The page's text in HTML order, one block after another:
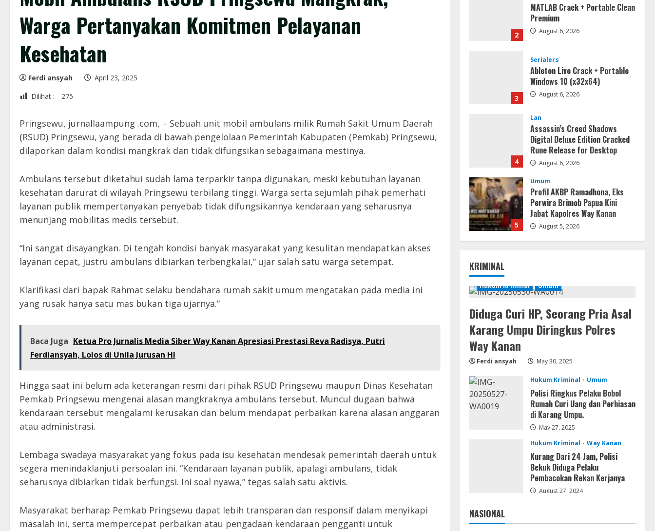
Warga Pertanyakan Komitmen Pelayanan
Kesehatan
Ferdi ansyah
April 23, 2025
Dilihat :
275
Pringsewu, jurnallaampung .com, – Sebuah unit mobil ambulans milik Rumah Sakit Umum Daerah
(RSUD) Pringsewu, yang berada di bawah pengelolaan Pemerintah Kabupaten (Pemkab) Pringsewu,
dilaporkan dalam kondisi mangkrak dan tidak difungsikan sebagaimana mestinya.
Ambulans tersebut diketahui sudah lama terparkir tanpa digunakan, meski kebutuhan layanan
kesehatan darurat di wilayah Pringsewu terbilang tinggi. Warga serta sejumlah pihak pemerhati
layanan publik mempertanyakan penyebab tidak difungsikannya kendaraan yang seharusnya
menunjang mobilitas medis tersebut.
“Ini sangat disayangkan. Di tengah kondisi banyak masyarakat yang kesulitan mendapatkan akses
layanan cepat, justru ambulans dibiarkan terbengkalai,” ujar salah satu warga setempat.
Klarifikasi dari bapak Rahmat selaku bendahara rumah sakit umum mengatakan pada media ini
yang rusak hanya satu mas bukan tiga ujarnya.”
Baca Juga Ketua Pro Jurnalis Media Siber Way Kanan Apresiasi Prestasi Reva Radisya, Putri
Ferdiansyah, Lolos di Unila Jurusan HI
Hingga saat ini belum ada keterangan resmi dari pihak RSUD Pringsewu maupun Dinas Kesehatan
Pemkab Pringsewu mengenai alasan mangkraknya ambulans tersebut. Muncul dugaan bahwa
kendaraan tersebut mengalami kerusakan dan belum mendapat perbaikan karena alasan anggaran
atau administrasi.
Lembaga swadaya masyarakat yang fokus pada isu kesehatan mendesak pemerintah daerah untuk
segera menindaklanjuti persoalan ini. “Kendaraan layanan publik, apalagi ambulans, tidak
seharusnya dibiarkan tidak berfungsi. Ini soal nyawa,” tegas salah satu aktivis.
Masyarakat berharap Pemkab Pringsewu dapat lebih transparan dan responsif dalam menyikapi
masalah ini, serta mempercepat perbaikan atau pengadaan kendaraan pengganti untuk
2
MATLAB Crack + Portable Clean
Premium
August 6, 2026
3
Serialers
Ableton Live Crack + Portable
Windows 10 (x32x64)
August 6, 2026
4
Lan
Assassin’s Creed Shadows
Digital Deluxe Edition Cracked
Rune Release for Desktop
August 6, 2026
5
Umum
Profil AKBP Ramadhona, Eks
Perwira Brimob Papua Kini
Jabat Kapolres Way Kanan
August 5, 2026
1 August 6, 2026
2
Serialers
MATLAB Crack + Portable Clean
Premium
Serialers
Ableton Live Crack + Portable
Windows 10 (x32x64)
August 6, 2026
Assassin’s Creed Shadows
Digital Deluxe Edition Cracked
Rune Release for Desktop
August 6, 2026
KRIMINAL
Hukum Kriminal Umum
Diduga Curi HP, Seorang Pria Asal
Karang Umpu Diringkus Polres
Way Kanan
Ferdi ansyah May 30, 2025
Hukum Kriminal Umum
Polisi Ringkus Pelaku Bobol
Rumah Curi Uang dan Perhiasan
di Karang Umpu.
May 27, 2025
Hukum Kriminal
Way Kanan
Kurang Dari 24 Jam, Polisi
Bekuk Diduga Pelaku
Pembacokan Rekan Kerjanya
August 27, 2024
NASIONAL
Jakarta